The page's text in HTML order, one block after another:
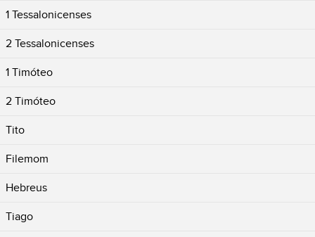
1 Tessalonicenses
2 Tessalonicenses
1 Timóteo
2 Timóteo
Tito
Filemom
Hebreus
Tiago